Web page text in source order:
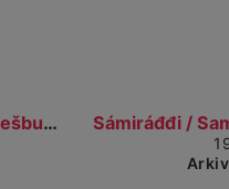
Sámiráđđi / Samerådet, Iešbuvttaduvvon prentehusat...
Gå til detaljvisning